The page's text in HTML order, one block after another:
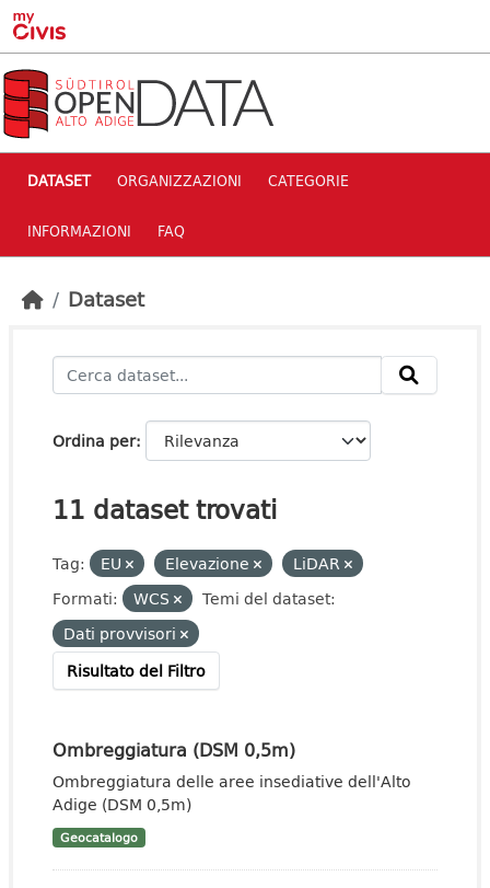
Skip to main content
DATASET ORGANIZZAZIONI CATEGORIE
INFORMAZIONI FAQ
Dataset
Ordina per
11 dataset trovati
Tag: EU Elevazione
LiDAR
Formati:
WCS
Temi del dataset:
Dati provvisori
Risultato del Filtro
Ombreggiatura (DSM 0,5m)
Ombreggiatura delle aree insediative dell'Alto
Adige (DSM 0,5m)
Geocatalogo